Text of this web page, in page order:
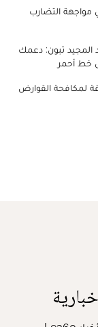
مواجهة التضارب
المجيد تبون: دعمك
خط أحمر
لمكافحة القوارض